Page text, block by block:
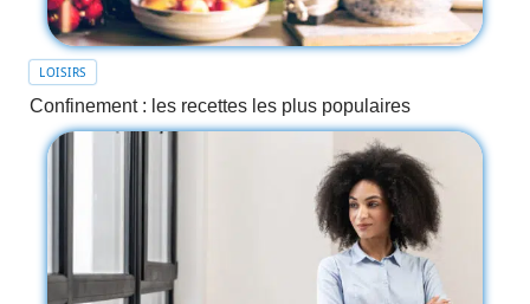
LOISIRS
Confinement : les recettes les plus populaires